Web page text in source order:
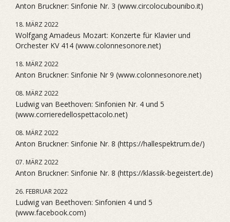
Anton Bruckner: Sinfonie Nr. 3 (www.circolocubounibo.it)
18. MÄRZ 2022
Wolfgang Amadeus Mozart: Konzerte für Klavier und
Orchester KV 414 (www.colonnesonore.net)
18. MÄRZ 2022
Anton Bruckner: Sinfonie Nr 9 (www.colonnesonore.net)
08. MÄRZ 2022
Ludwig van Beethoven: Sinfonien Nr. 4 und 5
(www.corrieredellospettacolo.net)
08. MÄRZ 2022
Anton Bruckner: Sinfonie Nr. 8 (https://hallespektrum.de/)
07. MÄRZ 2022
Anton Bruckner: Sinfonie Nr. 8 (https://klassik-begeistert.de)
26. FEBRUAR 2022
Ludwig van Beethoven: Sinfonien 4 und 5
(www.facebook.com)